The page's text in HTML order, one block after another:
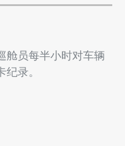
舱员每半小时对车辆
录。